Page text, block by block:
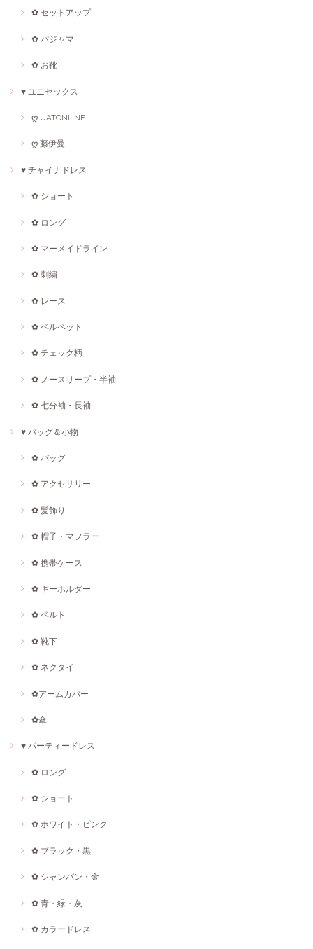
✿ セットアップ
✿ パジャマ
✿ お靴
♥ ユニセックス
ღ UATONLINE
ღ 藤伊曼
♥ チャイナドレス
✿ ショート
✿ ロング
✿ マーメイドライン
✿ 刺繍
✿ レース
✿ ベルベット
✿ チェック柄
✿ ノースリープ・半袖
✿ 七分袖・長袖
♥ バッグ＆小物
✿ バッグ
✿ アクセサリー
✿ 髪飾り
✿ 帽子・マフラー
✿ 携帯ケース
✿ キーホルダー
✿ ベルト
✿ 靴下
✿ ネクタイ
✿アームカバー
✿傘
♥ パーティードレス
✿ ロング
✿ ショート
✿ ホワイト・ピンク
✿ ブラック・黒
✿ シャンパン・金
✿ 青・緑・灰
✿ カラードレス